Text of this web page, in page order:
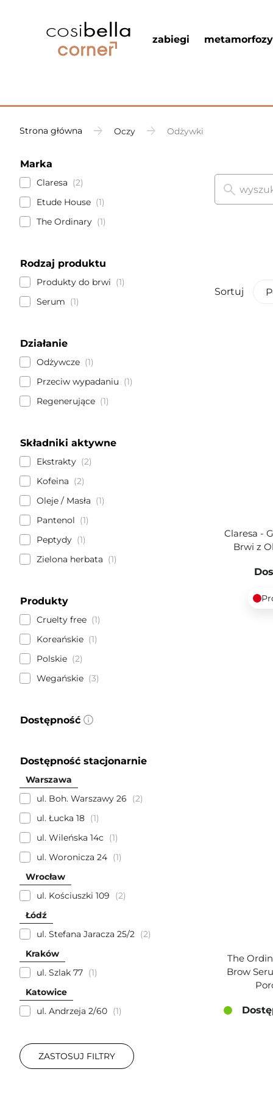
zabiegi metamorfozy
Strona główna Oczy Odżywki
Marka
Claresa
2
Etude House
1
The Ordinary
1
Rodzaj produktu
Produkty do brwi
1
Serum
1
Działanie
Odżywcze
1
Przeciw wypadaniu
1
Regenerujące
1
Składniki aktywne
Ekstrakty
2
Kofeina
2
Oleje / Masła
1
Pantenol
1
Peptydy
1
Zielona herbata
1
Produkty
Cruelty free
1
Koreańskie
1
Polskie
2
Wegańskie
3
Dostępność
Dostępność stacjonarnie
Warszawa
ul. Boh. Warszawy 26
2
ul. Łucka 18
1
ul. Wileńska 14c
1
ul. Woronicza 24
1
Wrocław
ul. Kościuszki 109
2
Łódź
ul. Stefana Jaracza 25/2
2
Kraków
ul. Szlak 77
1
Katowice
ul. Andrzeja 2/60
1
ZASTOSUJ FILTRY
Sortuj
Claresa -
Brwi z
The
Brow